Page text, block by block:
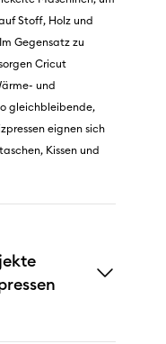
Stoff, Holz und
Gegensatz zu
Cricut
und
gleichbleibende,
eignen sich
Kissen und